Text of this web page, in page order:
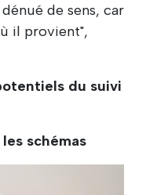
de sens, car
il provient",
du suivi
schémas